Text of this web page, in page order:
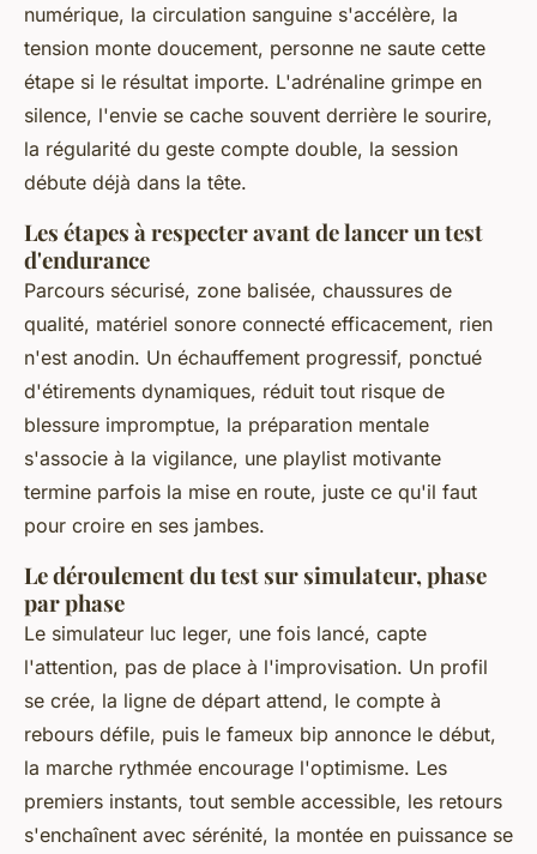
numérique, la circulation sanguine s'accélère, la
tension monte doucement, personne ne saute cette
étape si le résultat importe. L'adrénaline grimpe en
silence, l'envie se cache souvent derrière le sourire,
la régularité du geste compte double, la session
débute déjà dans la tête.
Les étapes à respecter avant de lancer un test
d'endurance
Parcours sécurisé, zone balisée, chaussures de
qualité, matériel sonore connecté efficacement, rien
n'est anodin. Un échauffement progressif, ponctué
d'étirements dynamiques, réduit tout risque de
blessure impromptue, la préparation mentale
s'associe à la vigilance, une playlist motivante
termine parfois la mise en route, juste ce qu'il faut
pour croire en ses jambes.
Le déroulement du test sur simulateur, phase
par phase
Le simulateur luc leger, une fois lancé, capte
l'attention, pas de place à l'improvisation. Un profil
se crée, la ligne de départ attend, le compte à
rebours défile, puis le fameux bip annonce le début,
la marche rythmée encourage l'optimisme. Les
premiers instants, tout semble accessible, les retours
s'enchaînent avec sérénité, la montée en puissance se